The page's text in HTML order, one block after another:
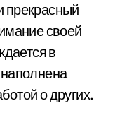
прекрасный
своей
в
о других.